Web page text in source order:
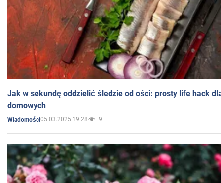
Jak w sekundę oddzielić śledzie od ości: prosty life hack
domowych
Wiadomości05.03.2025 19:28 9